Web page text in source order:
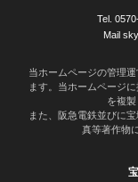
Tel.
Mail
当ホームページの管理
ます。当ホームページ
を複
また、阪急電鉄並びに
真等著作物